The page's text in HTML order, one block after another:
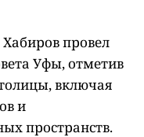
провел
Уфы, отметив
включая
и
пространств.